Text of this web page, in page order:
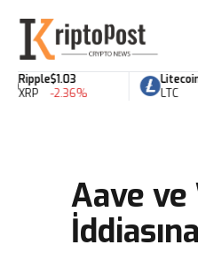
$1.03
-2.36%
Litecoin
LTC
Aave ve